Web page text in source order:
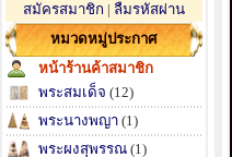
สมัครสมาชิก | ลืมรหัสผ่าน
หมวดหมู่ประกาศ
หน้าร้านค้าสมาชิก
พระสมเด็จ (12)
พระนางพญา (1)
พระผงสุพรรณ (1)